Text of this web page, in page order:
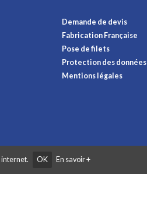
Demande de devis
Fabrication Française
Pose de filets
Protection des données
Mentions légales
internet. OK En savoir +